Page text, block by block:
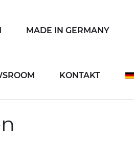
MADE IN GERMANY
KONTAKT